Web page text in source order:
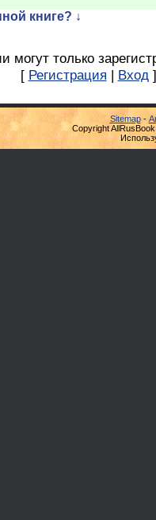
книге? ↓
могут только
[ Регистрация | Вход ]
Sitemap-
Copyright